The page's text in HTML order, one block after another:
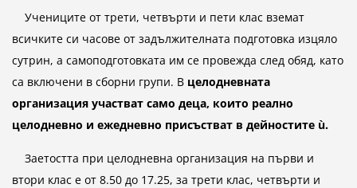
Учениците от трети, четвърти и пети клас вземат
всичките си часове от задължителната подготовка изцяло
сутрин, а самоподготовката им се провежда след обяд, като
са включени в сборни групи. В целодневната
организация участват само деца, които реално
целодневно и ежедневно присъстват в дейностите ù.
Заетостта при целодневна организация на първи и
втори клас е от 8.50 до 17.25, за трети клас, четвърти и